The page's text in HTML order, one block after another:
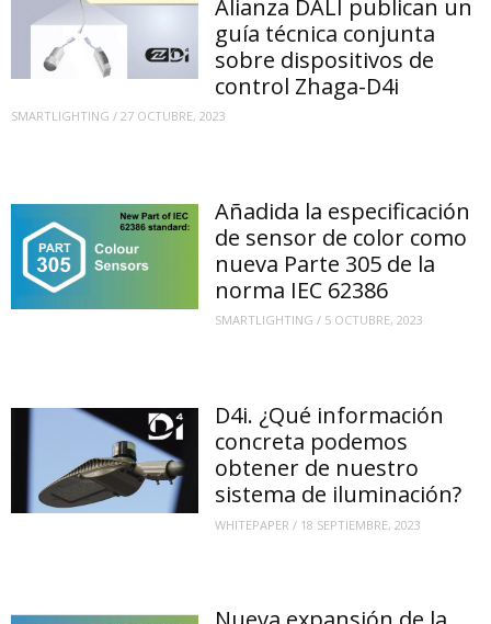
Alianza DALI publican un
guía técnica conjunta
sobre dispositivos de
control Zhaga-D4i
SMARTLIGHTING / 27 OCTUBRE, 2023
Añadida la especificación
de sensor de color como
nueva Parte 305 de la
norma IEC 62386
SMARTLIGHTING / 5 OCTUBRE, 2023
D4i. ¿Qué información
concreta podemos
obtener de nuestro
sistema de iluminación?
WHITEPAPER / 18 SEPTIEMBRE, 2023